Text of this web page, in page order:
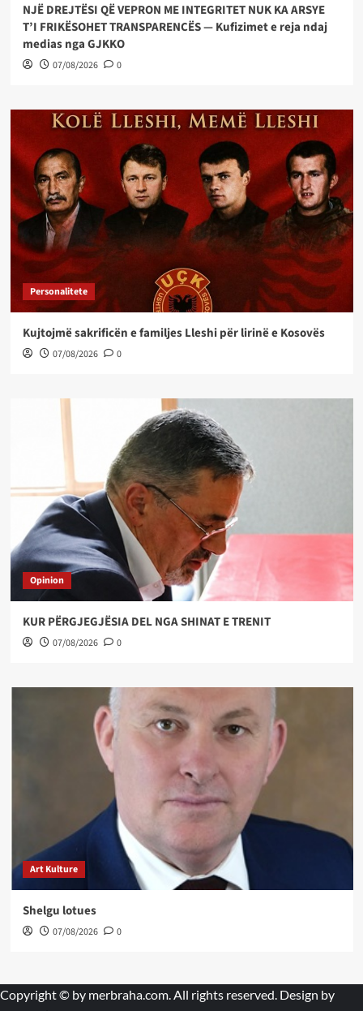
NJË DREJTËSI QË VEPRON ME INTEGRITET NUK KA ARSYE
T’I FRIKËSOHET TRANSPARENCËS — Kufizimet e reja ndaj
medias nga GJKKO
07/08/2026 0
Personalitete
Kujtojmë sakrificën e familjes Lleshi për lirinë e Kosovës
07/08/2026 0
Opinion
KUR PËRGJEGJËSIA DEL NGA SHINAT E TRENIT
07/08/2026 0
Art Kulture
Shelgu lotues
07/08/2026 0
Copyright © by merbraha.com. All rights reserved. Design by